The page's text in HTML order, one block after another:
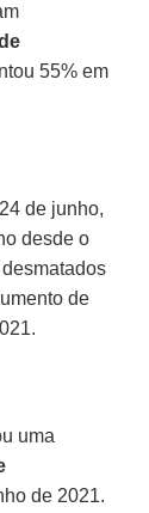
55% em
de junho,
desde o
de
uma
de 2021.